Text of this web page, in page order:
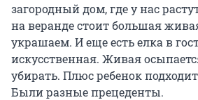
загородный дом, где у нас
на веранде стоит большая
украшаем. И еще есть елка в
искусственная. Живая
убирать. Плюс ребенок
Были разные прецеденты.